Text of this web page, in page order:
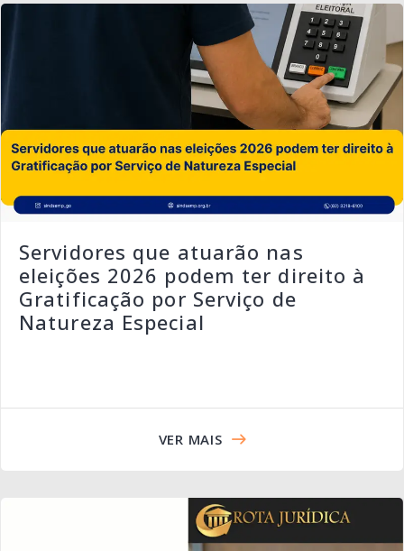
Servidores que atuarão nas
eleições 2026 podem ter direito à
Gratificação por Serviço de
Natureza Especial
VER MAIS